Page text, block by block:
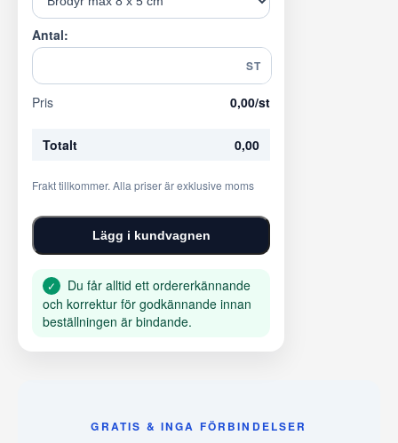
Antal:
ST
Pris 0,00/st
Totalt 0,00
Frakt tillkommer. Alla priser är exklusive moms
Lägg i kundvagnen
✓
Du får alltid ett ordererkännande
och korrektur för godkännande innan
beställningen är bindande.
GRATIS & INGA FÖRBINDELSER